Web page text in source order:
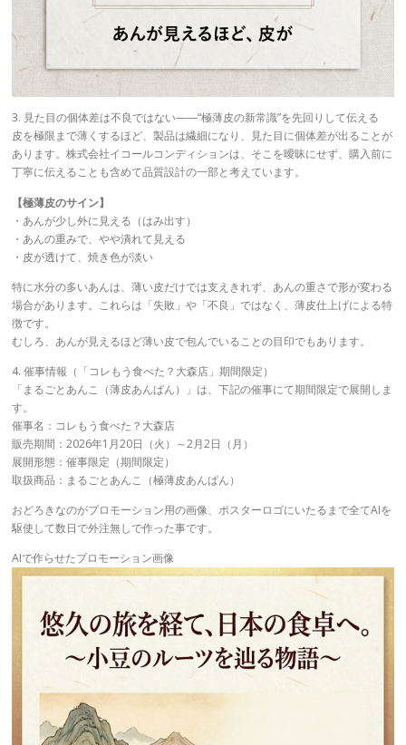
3. 見た目の個体差は不良ではない——“極薄皮の新常識”を先回りして伝える
皮を極限まで薄くするほど、製品は繊細になり、見た目に個体差が出ることが
あります。株式会社イコールコンディションは、そこを曖昧にせず、購入前に
丁寧に伝えることも含めて品質設計の一部と考えています。
【極薄皮のサイン】
・あんが少し外に見える（はみ出す）
・あんの重みで、やや潰れて見える
・皮が透けて、焼き色が淡い
特に水分の多いあんは、薄い皮だけでは支えきれず、あんの重さで形が変わる
場合があります。これらは「失敗」や「不良」ではなく、薄皮仕上げによる特
徴です。
むしろ、あんが見えるほど薄い皮で包んでいることの目印でもあります。
4. 催事情報（「コレもう食べた？大森店」期間限定）
「まるごとあんこ（薄皮あんぱん）」は、下記の催事にて期間限定で展開しま
す。
催事名：コレもう食べた？大森店
販売期間：2026年1月20日（火）～2月2日（月）
展開形態：催事限定（期間限定）
取扱商品：まるごとあんこ（極薄皮あんぱん）
おどろきなのがプロモーション用の画像、ポスターロゴにいたるまで全てAIを
駆使して数日で外注無しで作った事です。
AIで作らせたプロモーション画像